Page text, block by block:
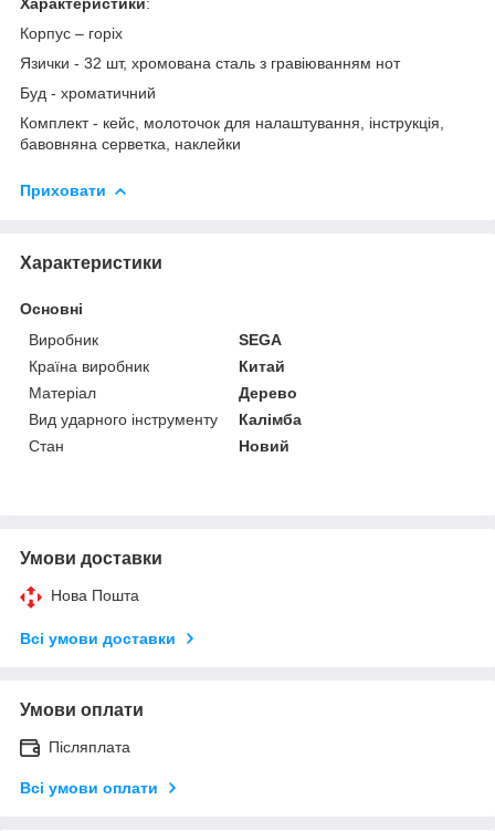
Корпус – горіх
Язички - 32 шт, хромована сталь з гравіюванням нот
Буд - хроматичний
Комплект - кейс, молоточок для налаштування, інструкція,
бавовняна серветка, наклейки
Приховати
Характеристики
Основні
Виробник
SEGA
Країна виробник
Китай
Матеріал
Дерево
Вид ударного інструменту
Калімба
Стан
Новий
Умови доставки
Нова Пошта
Всі умови доставки
Умови оплати
Післяплата
Всі умови оплати